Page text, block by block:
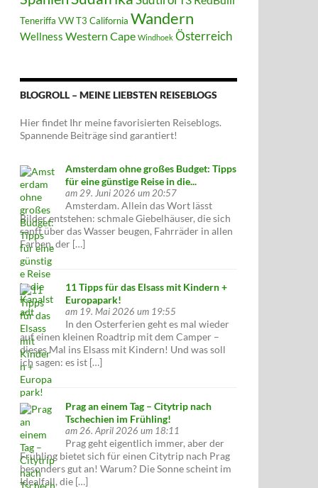
Teneriffa VW T3 California Wandern
Wellness Western Cape Windhoek Österreich
BLOGROLL – MEINE LIEBSTEN REISEBLOGS
Hier findet Ihr meine favorisierten Reiseblogs.
Spannende Beiträge sind garantiert!
Amsterdam ohne großes Budget: Tipps
für eine günstige Reise in die...
am 29. Juni 2026 um 20:57
Amsterdam. Allein das Wort lässt
Bilder entstehen: schmale Giebelhäuser, die sich
sanft über das Wasser beugen, Fahrräder in allen
Farben, der […]
11 Tipps für das Elsass mit Kindern +
Europapark!
am 19. Mai 2026 um 19:55
In den Osterferien geht es mal wieder
auf einen kleinen Roadtrip mit dem Camper –
dieses Mal ins Elsass mit Kindern! Und was soll
ich sagen: es ist […]
Prag an einem Tag – Citytrip nach
Tschechien im Frühling!
am 26. April 2026 um 18:11
Prag geht eigentlich immer, aber der
Frühling bietet sich für einen Citytrip nach Prag
besonders gut an! Warum? Die Sonne scheint im
Idealfall, die […]